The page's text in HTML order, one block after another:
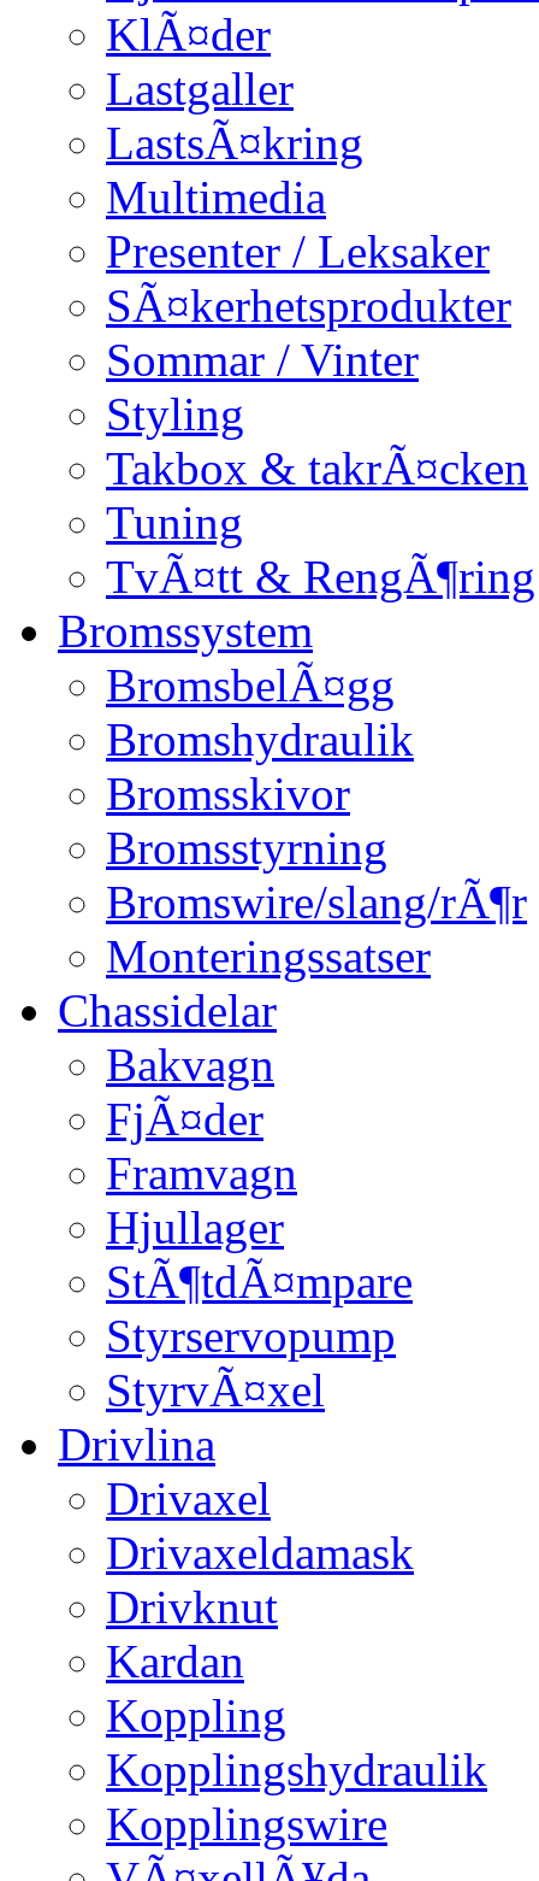
KlÃ¤der
Lastgaller
LastsÃ¤kring
Multimedia
Presenter / Leksaker
SÃ¤kerhetsprodukter
Sommar / Vinter
Styling
Takbox & takrÃ¤cken
Tuning
TvÃ¤tt & RengÃ¶ring
Bromssystem
BromsbelÃ¤gg
Bromshydraulik
Bromsskivor
Bromsstyrning
Bromswire/slang/rÃ¶r
Monteringssatser
Chassidelar
Bakvagn
FjÃ¤der
Framvagn
Hjullager
StÃ¶tdÃ¤mpare
Styrservopump
StyrvÃ¤xel
Drivlina
Drivaxel
Drivaxeldamask
Drivknut
Kardan
Koppling
Kopplingshydraulik
Kopplingswire